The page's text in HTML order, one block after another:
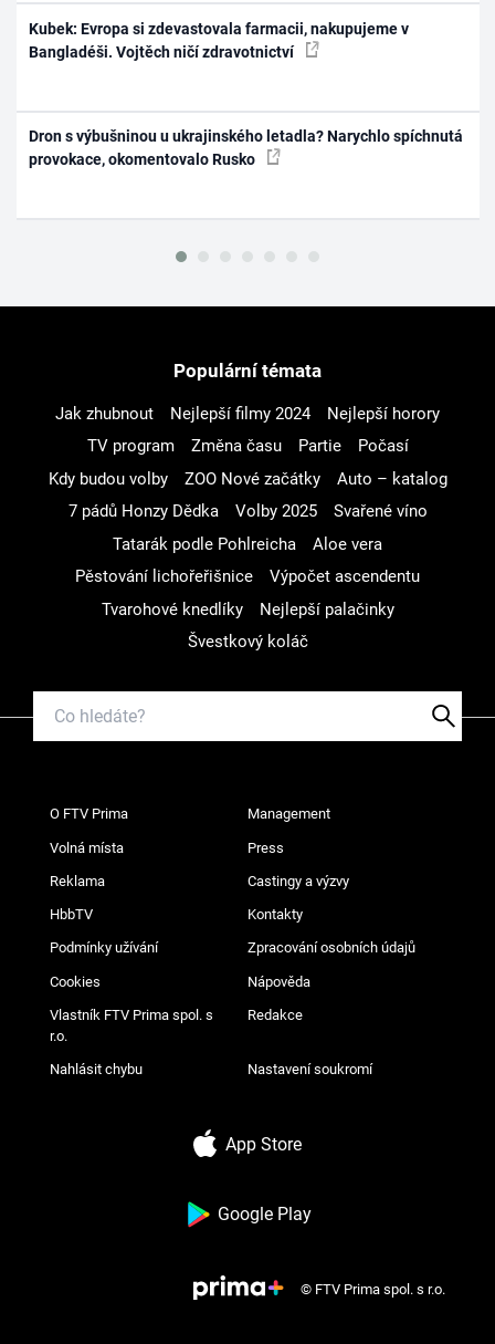
Kubek: Evropa si zdevastovala farmacii, nakupujeme v
Bangladéši. Vojtěch ničí zdravotnictví
Dron s výbušninou u ukrajinského letadla? Narychlo spíchnutá
provokace, okomentovalo Rusko
Populární témata
Jak zhubnout Nejlepší filmy 2024
Nejlepší horory
TV program
Změna času Partie
Počasí
Kdy budou volby
ZOO Nové začátky
Auto – katalog
7 pádů Honzy Dědka
Volby 2025
Svařené víno
Tatarák podle Pohlreicha
Aloe vera
Pěstování lichořeřišnice
Výpočet ascendentu
Tvarohové knedlíky
Nejlepší palačinky
Švestkový koláč
O FTV Prima Management
Volná místa Press
Reklama Castingy a výzvy
HbbTV Kontakty
Podmínky užívání Zpracování osobních údajů
Cookies Nápověda
Vlastník FTV Prima spol. s
r.o.
Redakce
Nahlásit chybu Nastavení soukromí
App Store
Google Play
© FTV Prima spol. s r.o.